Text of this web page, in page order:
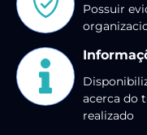
Possuir
acerca do
realizado